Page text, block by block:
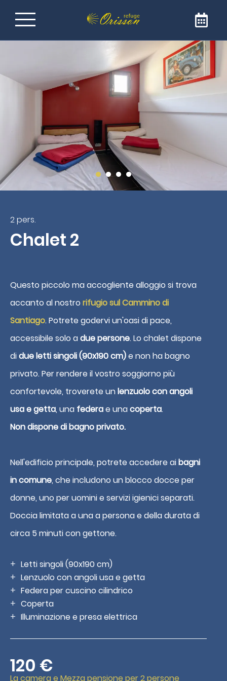
Rifugio sul Cammino di
Santiago de
Compostela
Benvenuti al Rifugio Orisson, idealmente
posizionato sul GR65 per raggiungere
Santiago de Compostela. Il nostro rifugio è
l'indirizzo ideale per una sosta confortevole e
conviviale. Il rifugio è aperto solo ai pellegrini e
ai camminatori.
Libro
2 pers.
Chalet 2
Questo piccolo ma accogliente alloggio si trova
accanto al nostro rifugio sul Cammino di
Santiago. Potrete godervi un'oasi di pace,
accessibile solo adue persone. Lo chalet dispone
didue letti singoli (90x190 cm)e non ha bagno
privato. Per rendere il vostro soggiorno più
confortevole, troverete unlenzuolo con angoli
usa e getta, una federae unacoperta.
Non dispone di bagno privato.
Nell'edificio principale, potrete accedere aibagni
in comune, che includono un blocco docce per
donne, uno per uomini e servizi igienici separati.
Doccia limitata a una a persona e della durata di
circa 5 minuti con gettone.
Letti singoli (90x190 cm)
Lenzuolo con angoli usa e getta
Federa per cuscino cilindrico
Coperta
Illuminazione e presa elettrica
120 €
La camera e Mezza pensione per 2 persone